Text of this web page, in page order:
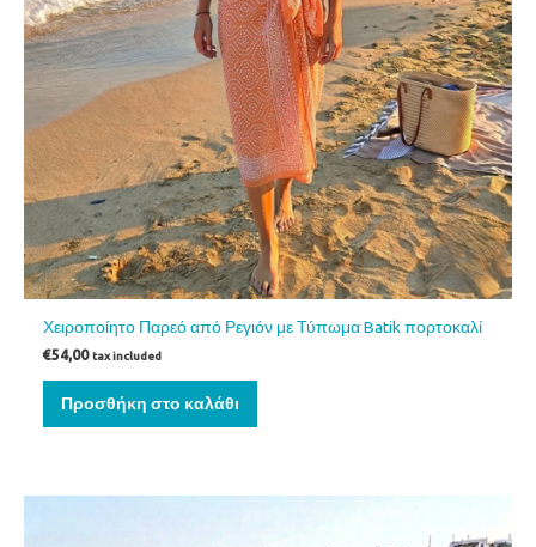
Χειροποίητο Παρεό από Ρεγιόν με Τύπωμα Batik πορτοκαλί
€54,00 tax included
Προσθήκη στο καλάθι